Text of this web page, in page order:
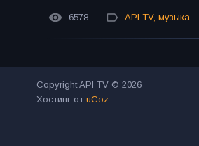
6578 API TV, музыка
Copyright API TV © 2026
Хостинг от uCoz